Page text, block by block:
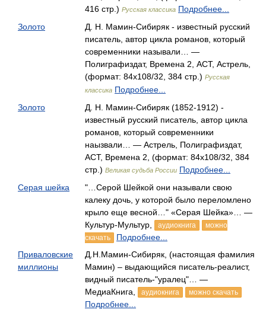
416 стр.) Русская классика Подробнее...
Золото
Д. Н. Мамин-Сибиряк - известный русский
писатель, автор цикла романов, который
современники называли… —
Полиграфиздат, Времена 2, АСТ, Астрель,
(формат: 84x108/32, 384 стр.) Русская
классика Подробнее...
Золото
Д. Н. Мамин-Сибиряк (1852-1912) -
известный русский писатель, автор цикла
романов, который современники
наызвали… — Астрель, Полиграфиздат,
АСТ, Времена 2, (формат: 84x108/32, 384
стр.) Великая судьба России Подробнее...
Серая шейка
"…Серой Шейкой они называли свою
калеку дочь, у которой было переломлено
крыло еще весной…" «Серая Шейка»… —
Культур-Мультур,
аудиокнига
можно
скачать
Подробнее...
Приваловские
миллионы
Д.Н.Мамин-Сибиряк, (настоящая фамилия
Мамин) – выдающийся писатель-реалист,
видный писатель-"уралец"… —
МедиаКнига,
аудиокнига можно скачать
Подробнее...